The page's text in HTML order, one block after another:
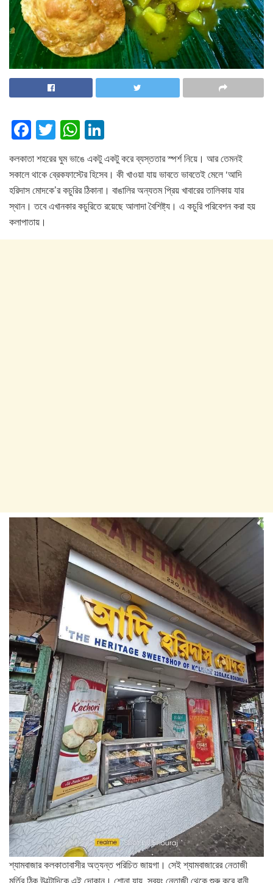
F
a
c
e
b
o
o
T
wi
tt
er
W
h
at
s
A
p
n
k
e
dI
কলকাতা শহরের ঘুম ভাঙে একটু একটু করে ব্যস্ততার স্পর্শ নিয়ে। আর তেমনই
সকালে থাকে ব্রেকফাস্টের হিসেব। কী খাওয়া যায় ভাবতে ভাবতেই মেলে ‘আদি
হরিদাস মোদকে’র কচুরির ঠিকানা। বাঙালির অন্যতম প্রিয় খাবারের তালিকায় যার
স্থান। তবে এখানকার কচুরিতে রয়েছে আলাদা বৈশিষ্ট্য। এ কচুরি পরিবেশন করা হয়
কলাপাতায়।
শ্যামবাজার কলকাতাবাসীর অত্যন্ত পরিচিত জায়গা। সেই শ্যামবাজারের নেতাজী
মূর্তির ঠিক উল্টোদিকে এই দোকান। শোনা যায়, স্বয়ং নেতাজী থেকে শুরু করে রানী